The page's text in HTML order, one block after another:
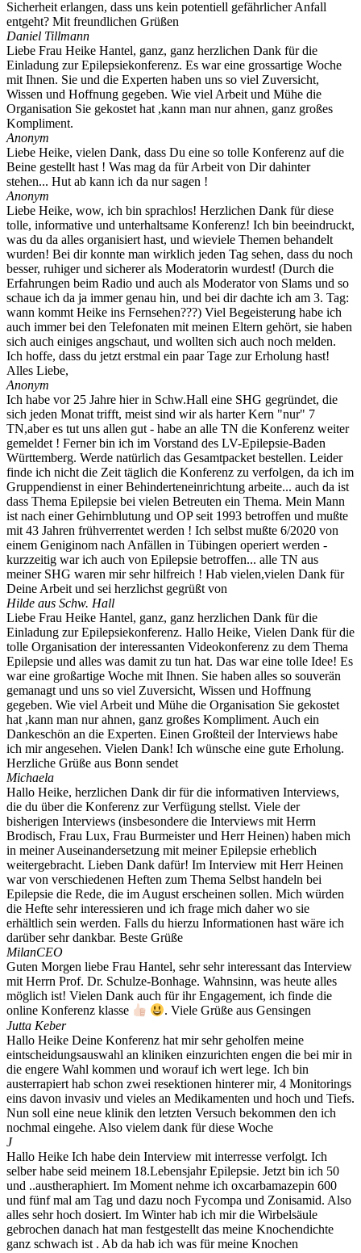
Sicherheit erlangen, dass uns kein potentiell gefährlicher Anfall
entgeht? Mit freundlichen Grüßen
Daniel Tillmann
Liebe Frau Heike Hantel, ganz, ganz herzlichen Dank für die
Einladung zur Epilepsiekonferenz. Es war eine grossartige Woche
mit Ihnen. Sie und die Experten haben uns so viel Zuversicht,
Wissen und Hoffnung gegeben. Wie viel Arbeit und Mühe die
Organisation Sie gekostet hat ,kann man nur ahnen, ganz großes
Kompliment.
Anonym
Liebe Heike, vielen Dank, dass Du eine so tolle Konferenz auf die
Beine gestellt hast ! Was mag da für Arbeit von Dir dahinter
stehen... Hut ab kann ich da nur sagen !
Anonym
Liebe Heike, wow, ich bin sprachlos! Herzlichen Dank für diese
tolle, informative und unterhaltsame Konferenz! Ich bin beeindruckt,
was du da alles organisiert hast, und wieviele Themen behandelt
wurden! Bei dir konnte man wirklich jeden Tag sehen, dass du noch
besser, ruhiger und sicherer als Moderatorin wurdest! (Durch die
Erfahrungen beim Radio und auch als Moderator von Slams und so
schaue ich da ja immer genau hin, und bei dir dachte ich am 3. Tag:
wann kommt Heike ins Fernsehen???) Viel Begeisterung habe ich
auch immer bei den Telefonaten mit meinen Eltern gehört, sie haben
sich auch einiges angschaut, und wollten sich auch noch melden.
Ich hoffe, dass du jetzt erstmal ein paar Tage zur Erholung hast!
Alles Liebe,
Anonym
Ich habe vor 25 Jahre hier in Schw.Hall eine SHG gegründet, die
sich jeden Monat trifft, meist sind wir als harter Kern "nur" 7
TN,aber es tut uns allen gut - habe an alle TN die Konferenz weiter
gemeldet ! Ferner bin ich im Vorstand des LV-Epilepsie-Baden
Württemberg. Werde natürlich das Gesamtpacket bestellen. Leider
finde ich nicht die Zeit täglich die Konferenz zu verfolgen, da ich im
Gruppendienst in einer Behinderteneinrichtung arbeite... auch da ist
dass Thema Epilepsie bei vielen Betreuten ein Thema. Mein Mann
ist nach einer Gehirnblutung und OP seit 1993 betroffen und mußte
mit 43 Jahren frühverrentet werden ! Ich selbst mußte 6/2020 von
einem Geniginom nach Anfällen in Tübingen operiert werden -
kurzzeitig war ich auch von Epilepsie betroffen... alle TN aus
meiner SHG waren mir sehr hilfreich ! Hab vielen,vielen Dank für
Deine Arbeit und sei herzlichst gegrüßt von
Hilde aus Schw. Hall
Liebe Frau Heike Hantel, ganz, ganz herzlichen Dank für die
Einladung zur Epilepsiekonferenz. Hallo Heike, Vielen Dank für die
tolle Organisation der interessanten Videokonferenz zu dem Thema
Epilepsie und alles was damit zu tun hat. Das war eine tolle Idee! Es
war eine großartige Woche mit Ihnen. Sie haben alles so souverän
gemanagt und uns so viel Zuversicht, Wissen und Hoffnung
gegeben. Wie viel Arbeit und Mühe die Organisation Sie gekostet
hat ,kann man nur ahnen, ganz großes Kompliment. Auch ein
Dankeschön an die Experten. Einen Großteil der Interviews habe
ich mir angesehen. Vielen Dank! Ich wünsche eine gute Erholung.
Herzliche Grüße aus Bonn sendet
Michaela
Hallo Heike, herzlichen Dank dir für die informativen Interviews,
die du über die Konferenz zur Verfügung stellst. Viele der
bisherigen Interviews (insbesondere die Interviews mit Herrn
Brodisch, Frau Lux, Frau Burmeister und Herr Heinen) haben mich
in meiner Auseinandersetzung mit meiner Epilepsie erheblich
weitergebracht. Lieben Dank dafür! Im Interview mit Herr Heinen
war von verschiedenen Heften zum Thema Selbst handeln bei
Epilepsie die Rede, die im August erscheinen sollen. Mich würden
die Hefte sehr interessieren und ich frage mich daher wo sie
erhältlich sein werden. Falls du hierzu Informationen hast wäre ich
darüber sehr dankbar. Beste Grüße
MilanCEO
Guten Morgen liebe Frau Hantel, sehr sehr interessant das Interview
mit Herrn Prof. Dr. Schulze-Bonhage. Wahnsinn, was heute alles
möglich ist! Vielen Dank auch für ihr Engagement, ich finde die
online Konferenz klasse
. Viele Grüße aus Gensingen
Jutta Keber
Hallo Heike Deine Konferenz hat mir sehr geholfen meine
eintscheidungsauswahl an kliniken einzurichten engen die bei mir in
die engere Wahl kommen und worauf ich wert lege. Ich bin
austerrapiert hab schon zwei resektionen hinterer mir, 4 Monitorings
eins davon invasiv und vieles an Medikamenten und hoch und Tiefs.
Nun soll eine neue klinik den letzten Versuch bekommen den ich
nochmal eingehe. Also vielem dank für diese Woche
J
Hallo Heike Ich habe dein Interview mit interresse verfolgt. Ich
selber habe seid meinem 18.Lebensjahr Epilepsie. Jetzt bin ich 50
und ..austheraphiert. Im Moment nehme ich oxcarbamazepin 600
und fünf mal am Tag und dazu noch Fycompa und Zonisamid. Also
alles sehr hoch dosiert. Im Winter hab ich mir die Wirbelsäule
gebrochen danach hat man festgestellt das meine Knochendichte
ganz schwach ist . Ab da hab ich was für meine Knochen